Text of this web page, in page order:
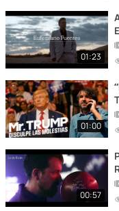
01:23
01:00
00:57